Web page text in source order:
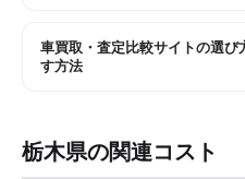
車買取・査定比較サイトの選
す方法
栃木県の関連コスト